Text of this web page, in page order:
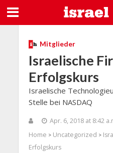
Mitglieder
Israelische
Erfolgskurs
Israelische
Stelle bei NASDAQ
Apr. 6, 2018 at 8:42
Home > Uncategorized >
Erfolgskurs